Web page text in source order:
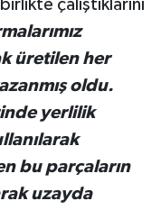
çalıştıklarını
üretilen her
oldu.
yerlilik
bu parçaların
uzayda